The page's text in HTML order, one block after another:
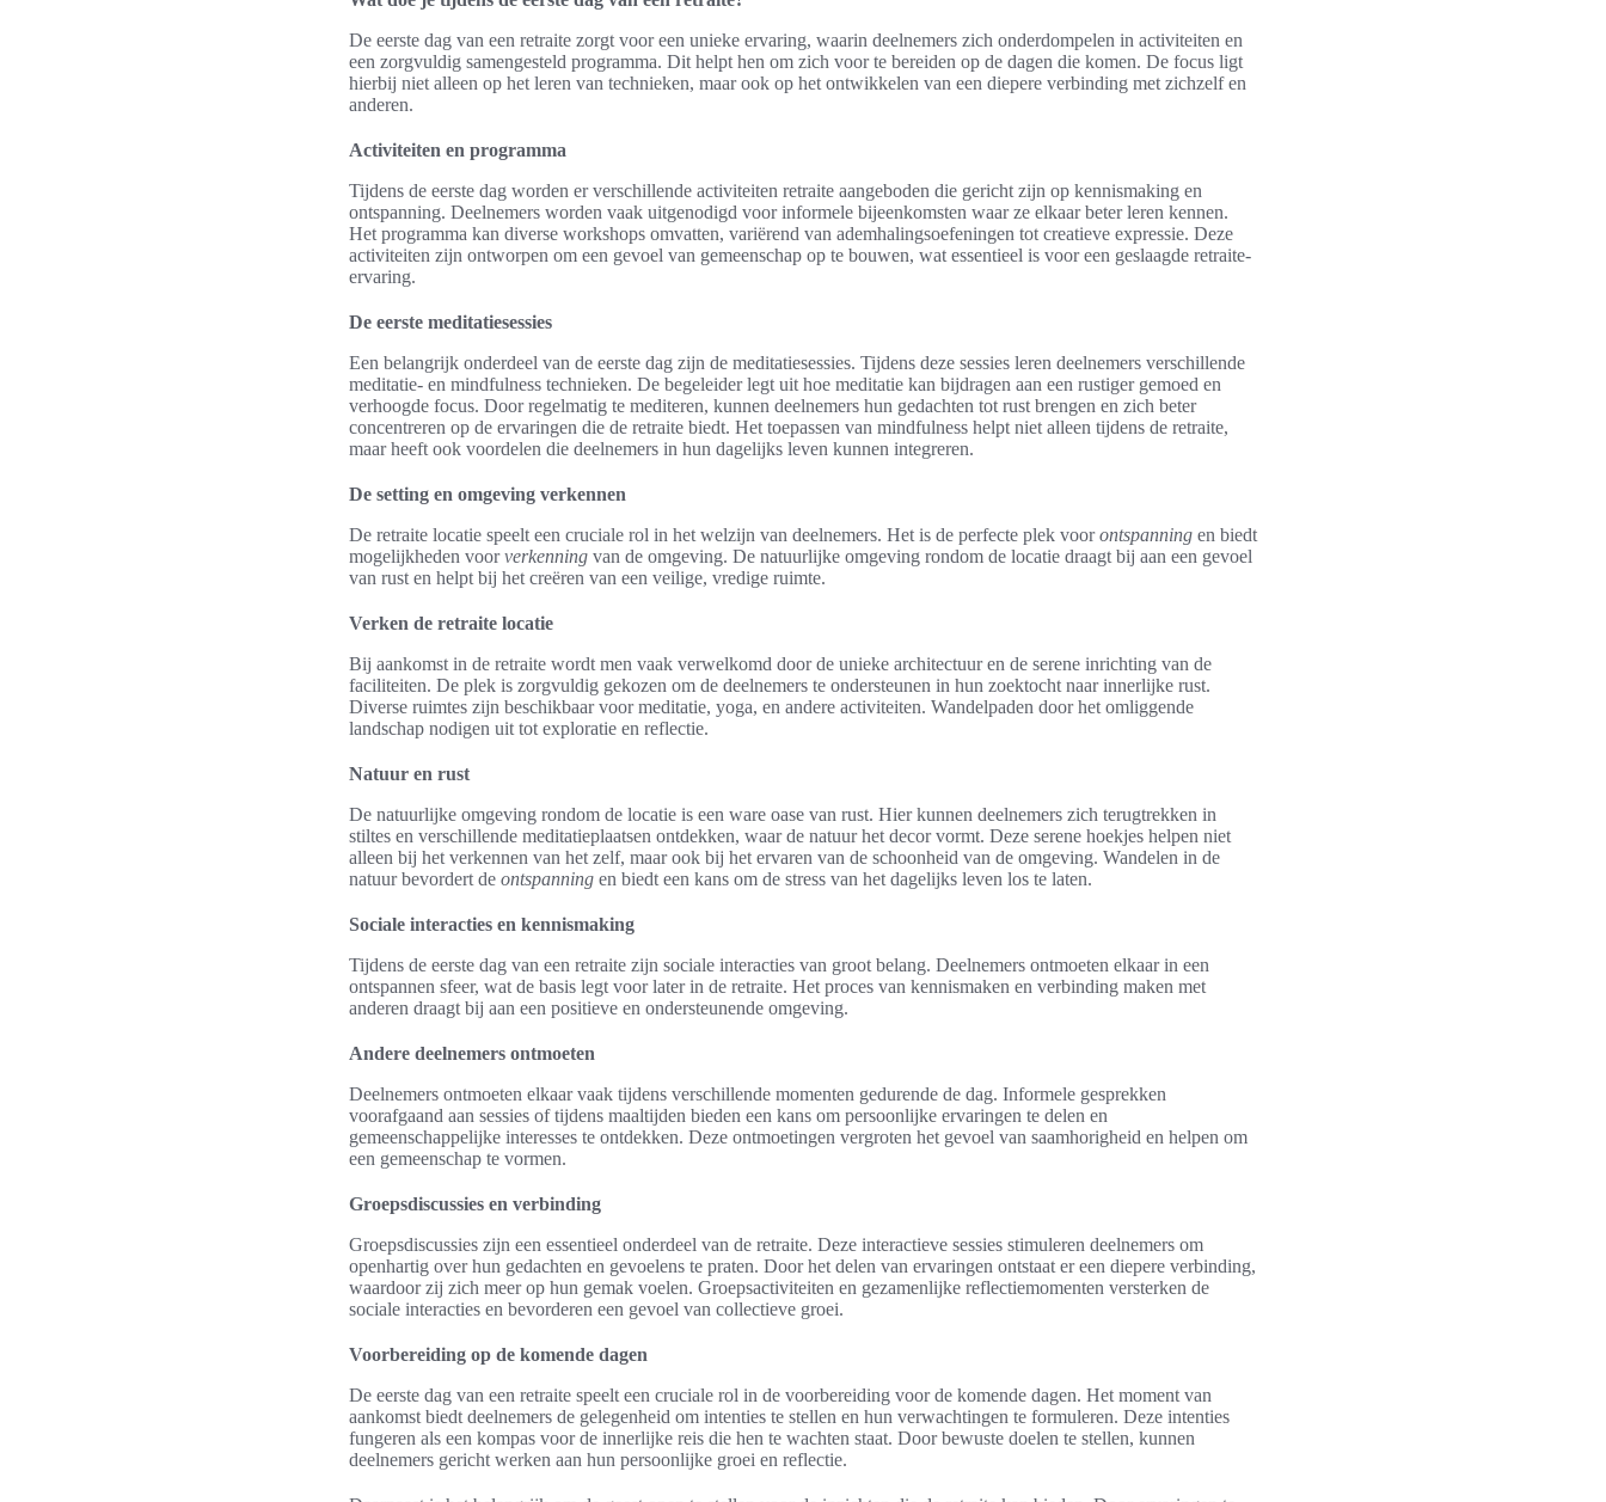
De eerste dag van een retraite zorgt voor een unieke ervaring, waarin deelnemers zich onderdompelen in activiteiten en
een zorgvuldig samengesteld programma. Dit helpt hen om zich voor te bereiden op de dagen die komen. De focus ligt
hierbij niet alleen op het leren van technieken, maar ook op het ontwikkelen van een diepere verbinding met zichzelf en
anderen.
Activiteiten en programma
Tijdens de eerste dag worden er verschillende activiteiten retraite aangeboden die gericht zijn op kennismaking en
ontspanning. Deelnemers worden vaak uitgenodigd voor informele bijeenkomsten waar ze elkaar beter leren kennen.
Het programma kan diverse workshops omvatten, variërend van ademhalingsoefeningen tot creatieve expressie. Deze
activiteiten zijn ontworpen om een gevoel van gemeenschap op te bouwen, wat essentieel is voor een geslaagde retraite-
ervaring.
De eerste meditatiesessies
Een belangrijk onderdeel van de eerste dag zijn de meditatiesessies. Tijdens deze sessies leren deelnemers verschillende
meditatie- en mindfulness technieken. De begeleider legt uit hoe meditatie kan bijdragen aan een rustiger gemoed en
verhoogde focus. Door regelmatig te mediteren, kunnen deelnemers hun gedachten tot rust brengen en zich beter
concentreren op de ervaringen die de retraite biedt. Het toepassen van mindfulness helpt niet alleen tijdens de retraite,
maar heeft ook voordelen die deelnemers in hun dagelijks leven kunnen integreren.
De setting en omgeving verkennen
De retraite locatie speelt een cruciale rol in het welzijn van deelnemers. Het is de perfecte plek voorontspanning en biedt
mogelijkheden voorverkenning van de omgeving. De natuurlijke omgeving rondom de locatie draagt bij aan een gevoel
van rust en helpt bij het creëren van een veilige, vredige ruimte.
Verken de retraite locatie
Bij aankomst in de retraite wordt men vaak verwelkomd door de unieke architectuur en de serene inrichting van de
faciliteiten. De plek is zorgvuldig gekozen om de deelnemers te ondersteunen in hun zoektocht naar innerlijke rust.
Diverse ruimtes zijn beschikbaar voor meditatie, yoga, en andere activiteiten. Wandelpaden door het omliggende
landschap nodigen uit tot exploratie en reflectie.
Natuur en rust
De natuurlijke omgeving rondom de locatie is een ware oase van rust. Hier kunnen deelnemers zich terugtrekken in
stiltes en verschillende meditatieplaatsen ontdekken, waar de natuur het decor vormt. Deze serene hoekjes helpen niet
alleen bij het verkennen van het zelf, maar ook bij het ervaren van de schoonheid van de omgeving. Wandelen in de
natuur bevordert de ontspanning en biedt een kans om de stress van het dagelijks leven los te laten.
Sociale interacties en kennismaking
Tijdens de eerste dag van een retraite zijn sociale interacties van groot belang. Deelnemers ontmoeten elkaar in een
ontspannen sfeer, wat de basis legt voor later in de retraite. Het proces van kennismaken en verbinding maken met
anderen draagt bij aan een positieve en ondersteunende omgeving.
Andere deelnemers ontmoeten
Deelnemers ontmoeten elkaar vaak tijdens verschillende momenten gedurende de dag. Informele gesprekken
voorafgaand aan sessies of tijdens maaltijden bieden een kans om persoonlijke ervaringen te delen en
gemeenschappelijke interesses te ontdekken. Deze ontmoetingen vergroten het gevoel van saamhorigheid en helpen om
een gemeenschap te vormen.
Groepsdiscussies en verbinding
Groepsdiscussies zijn een essentieel onderdeel van de retraite. Deze interactieve sessies stimuleren deelnemers om
openhartig over hun gedachten en gevoelens te praten. Door het delen van ervaringen ontstaat er een diepere verbinding,
waardoor zij zich meer op hun gemak voelen. Groepsactiviteiten en gezamenlijke reflectiemomenten versterken de
sociale interacties en bevorderen een gevoel van collectieve groei.
Voorbereiding op de komende dagen
De eerste dag van een retraite speelt een cruciale rol in de voorbereiding voor de komende dagen. Het moment van
aankomst biedt deelnemers de gelegenheid om intenties te stellen en hun verwachtingen te formuleren. Deze intenties
fungeren als een kompas voor de innerlijke reis die hen te wachten staat. Door bewuste doelen te stellen, kunnen
deelnemers gericht werken aan hun persoonlijke groei en reflectie.